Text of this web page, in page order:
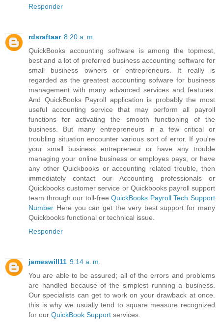
Responder
rdsraftaar 8:20 a. m.
QuickBooks accounting software is among the topmost,
best and a lot of preferred business accounting software for
small business owners or entrepreneurs. It really is
regarded as the greatest accounting sofware for business
management with many advanced services and features.
And QuickBooks Payroll application is probably the most
useful accounting service that may perform all payroll
functions for activating the smooth functioning of the
business. But many entrepreneurs in a few critical or
troubling situation encounter various sort of error. If you're
your small business entrepreneur or have any trouble
managing your online business or employes pays, or have
any other Quickbooks or accounting related trouble, then
immediately contact our Accounting professionals or
Quickbooks customer service or Quickbooks payroll support
team through our toll-freeQuickBooks Payroll Tech Support
Number Here you can get the very best support for many
Quickbooks functional or technical issue.
Responder
jameswill11 9:14 a. m.
You are able to be assured; all of the errors and problems
are handled because of the simplest running a business.
Our specialists can get to work on your drawback at once.
this is why we usually tend to square measure recognized
for our QuickBook Support services.